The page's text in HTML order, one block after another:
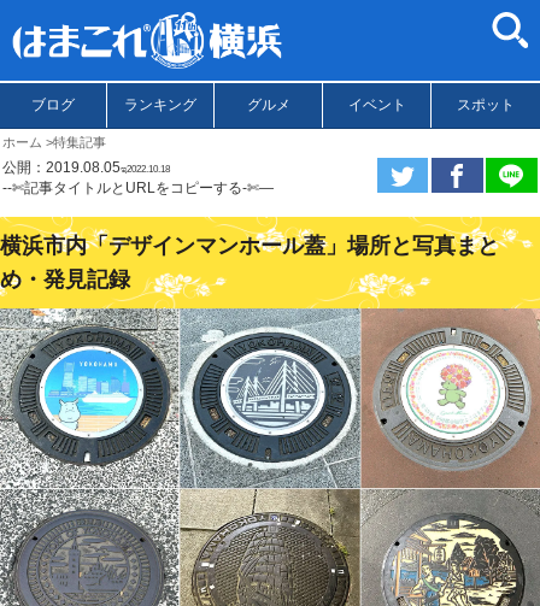
ブログ ランキング グルメ イベント スポット
ホーム 特集記事
公開：2019.08.05ಇ2022.10.18
--✄記事タイトルとURLをコピーする-✄—
横浜市内「デザインマンホール蓋」場所と写真まと
め・発見記録